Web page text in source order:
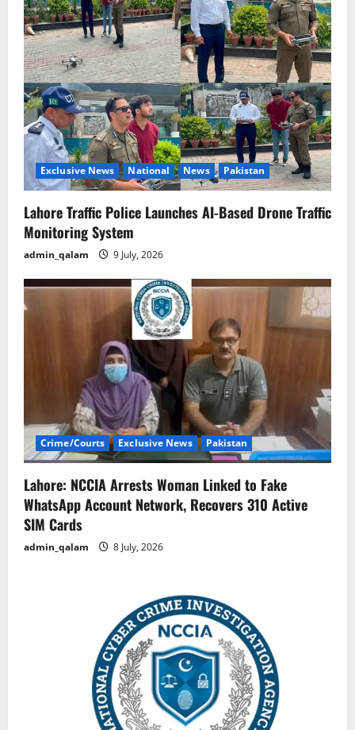
Exclusive News National News Pakistan
Lahore Traffic Police Launches AI-Based Drone Traffic
Monitoring System
admin_qalam 9 July, 2026
Crime/Courts Exclusive News Pakistan
Lahore: NCCIA Arrests Woman Linked to Fake
WhatsApp Account Network, Recovers 310 Active
SIM Cards
admin_qalam 8 July, 2026